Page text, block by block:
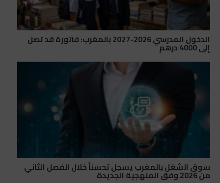
الدخول المدرسي 2026-2027 بالمغرب: فاتورة قد تصل
إلى 4000 درهم
سوق الشغل بالمغرب يسجل تحسناً خلال الفصل الثاني
من 2026 وفق المنهجية الجديدة